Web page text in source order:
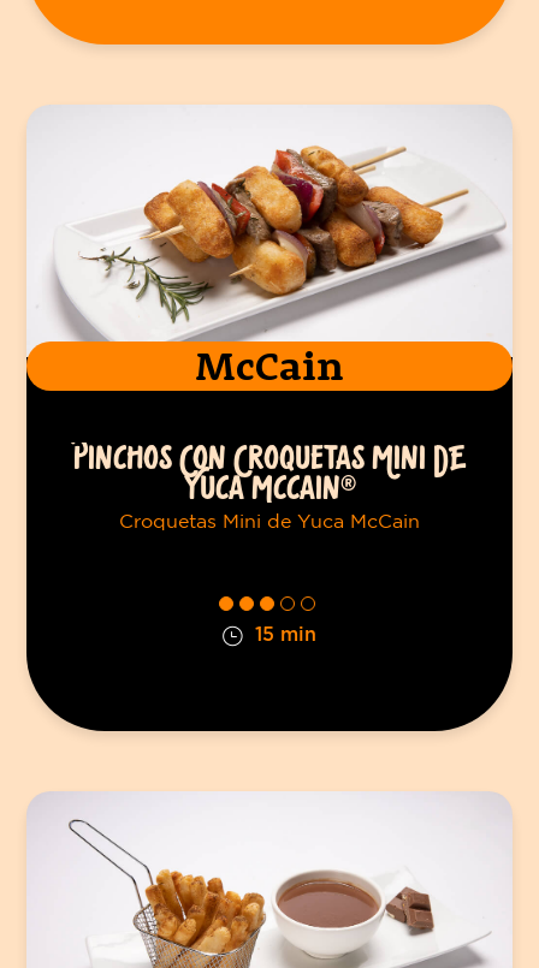
McCain
PINCHOS CON CROQUETAS MINI DE
YUCA MCCAIN®
Croquetas Mini de Yuca McCain
15 min